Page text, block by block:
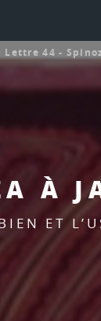
À
ET
Lettre 44 -